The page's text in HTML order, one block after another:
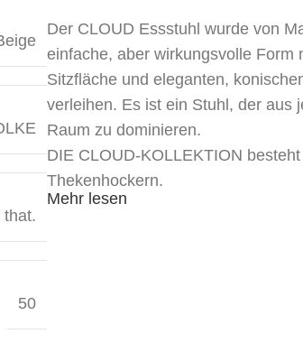
that.
50
Der CLOUD Essstuhl wurde von
einfache, aber wirkungsvolle Form
Sitzfläche und eleganten,
verleihen. Es ist ein Stuhl, der aus
Raum zu dominieren.
DIE CLOUD-KOLLEKTION
Thekenhockern.
Mehr lesen